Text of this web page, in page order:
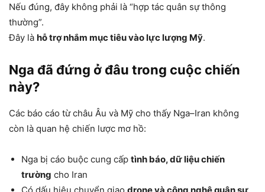
Nếu đúng, đây không phải là “hợp tác quân sự thông
thường”.
Đây là hỗ trợ nhắm mục tiêu vào lực lượng Mỹ.
Nga đã đứng ở đâu trong cuộc chiến
này?
Các báo cáo từ châu Âu và Mỹ cho thấy Nga–Iran không
còn là quan hệ chiến lược mơ hồ:
Nga bị cáo buộc cung cấp tình báo, dữ liệu chiến
trường cho Iran
Có dấu hiệu chuyển giao drone và công nghệ quân sự